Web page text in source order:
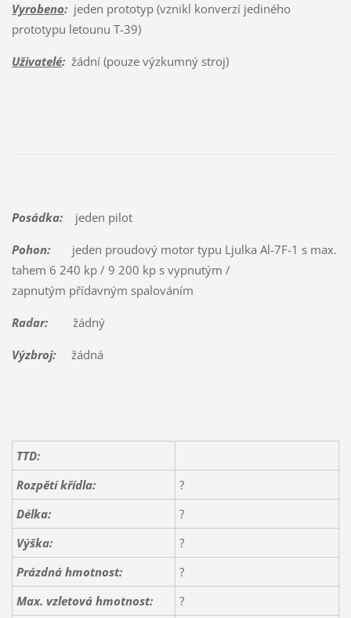
Vyrobeno:jeden prototyp (vznikl konverzí jediného
prototypu letounu T-39)
Uživatelé:žádní (pouze výzkumný stroj)
Posádka:jeden pilot
Pohon:jeden proudový motor typu Ljulka Al-7F-1 s max.
tahem 6 240 kp / 9 200 kp s vypnutým /
zapnutým přídavným spalováním
Radar:žádný
Výzbroj:žádná
TTD:
Rozpětí křídla:
?
Délka:
?
Výška:
?
Prázdná hmotnost:
?
Max. vzletová hmotnost:
?